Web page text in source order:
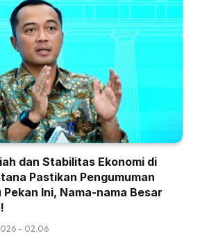
dan Stabilitas Ekonomi di
Pastikan Pengumuman
Ini, Nama-nama Besar
- 02.06